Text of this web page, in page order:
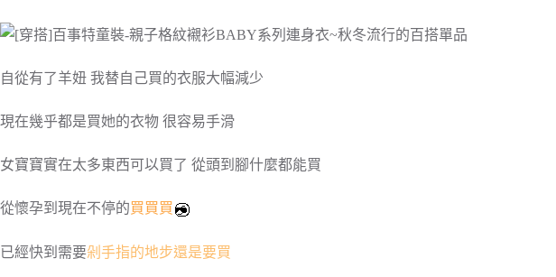
自從有了羊妞 我替自己買的衣服大幅減少
現在幾乎都是買她的衣物 很容易手滑
女寶寶實在太多東西可以買了 從頭到腳什麼都能買
從懷孕到現在不停的買買買
已經快到需要剁手指的地步還是要買